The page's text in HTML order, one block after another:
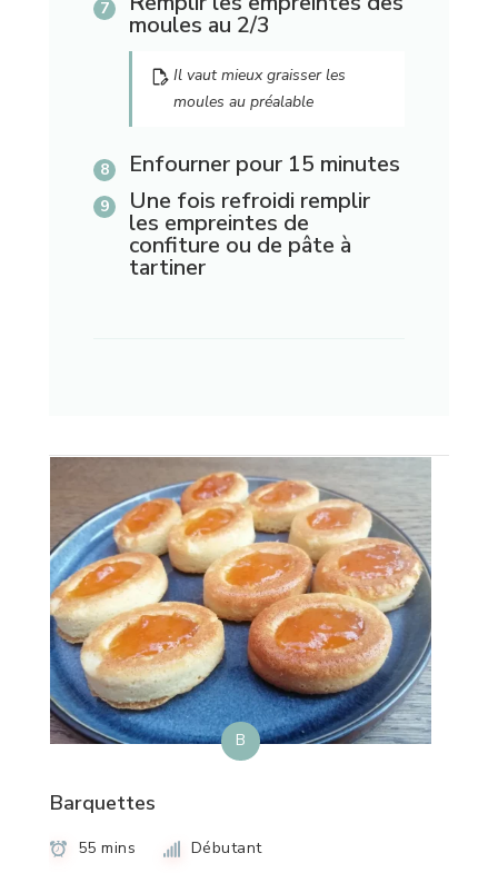
moules au 2/3
Il vaut mieux graisser les
moules au préalable
Enfourner pour 15 minutes
Une fois refroidi remplir
les empreintes de
confiture ou de pâte à
tartiner
B
Barquettes
55 mins Débutant